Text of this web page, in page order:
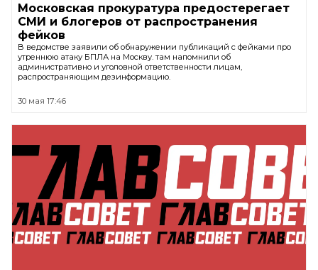
Московская прокуратура предостерегает
СМИ и блогеров от распространения
фейков
В ведомстве заявили об обнаружении публикаций с фейками про
утреннюю атаку БПЛА на Москву. там напомнили об
административно и уголовной ответственности лицам,
распространяющим дезинформацию.
30 мая 17:46